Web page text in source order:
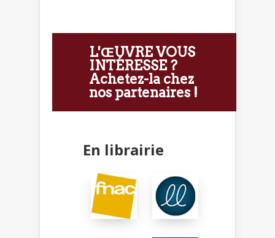
L'ŒUVRE VOUS
INTÉRESSE ?
Achetez-la chez
nos partenaires !
En librairie